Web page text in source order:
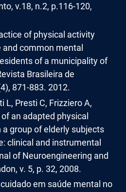
v.18, n.2, p.116-120,
of physical activity
common mental
of a municipality of
Brasileira de
871-883. 2012.
L, Presti C, Frizziero A,
an adapted physical
group of elderly subjects
clinical and instrumental
of Neuroengineering and
v. 5, p. 32, 2008.
em saúde mental no